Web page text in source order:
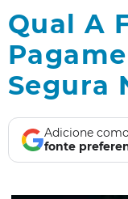
Qual A
Segura
Adicione como
fonte